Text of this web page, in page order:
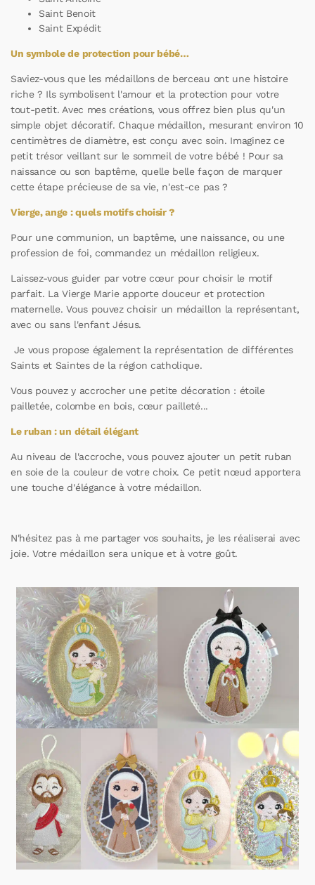
Saint Benoit
Saint Expédit
Un symbole de protection pour bébé…
Saviez-vous que les médaillons de berceau ont une histoire
riche ? Ils symbolisent l'amour et la protection pour votre
tout-petit. Avec mes créations, vous offrez bien plus qu'un
simple objet décoratif. Chaque médaillon, mesurant environ 10
centimètres de diamètre, est conçu avec soin. Imaginez ce
petit trésor veillant sur le sommeil de votre bébé ! Pour sa
naissance ou son baptême, quelle belle façon de marquer
cette étape précieuse de sa vie, n'est-ce pas ?
Vierge, ange : quels motifs choisir ?
Pour une communion, un baptême, une naissance, ou une
profession de foi, commandez un médaillon religieux.
Laissez-vous guider par votre cœur pour choisir le motif
parfait. La Vierge Marie apporte douceur et protection
maternelle. Vous pouvez choisir un médaillon la représentant,
avec ou sans l'enfant Jésus.
Je vous propose également la représentation de différentes
Saints et Saintes de la région catholique.
Vous pouvez y accrocher une petite décoration : étoile
pailletée, colombe en bois, cœur pailleté...
Le ruban : un détail élégant
Au niveau de l'accroche, vous pouvez ajouter un petit ruban
en soie de la couleur de votre choix. Ce petit nœud apportera
une touche d'élégance à votre médaillon.
N'hésitez pas à me partager vos souhaits, je les réaliserai avec
joie. Votre médaillon sera unique et à votre goût.